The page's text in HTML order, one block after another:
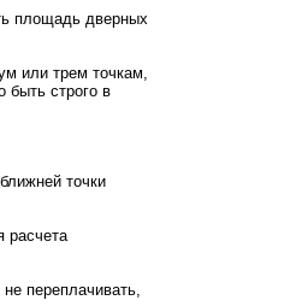
площадь дверных
или трем точкам,
быть строго в
точки
расчета
переплачивать,